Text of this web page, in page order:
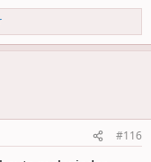
#116